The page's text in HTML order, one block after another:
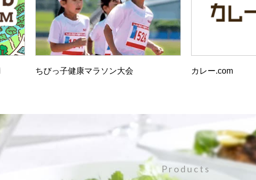
ちびっ子健康マラソン大会 カレー.com
Products